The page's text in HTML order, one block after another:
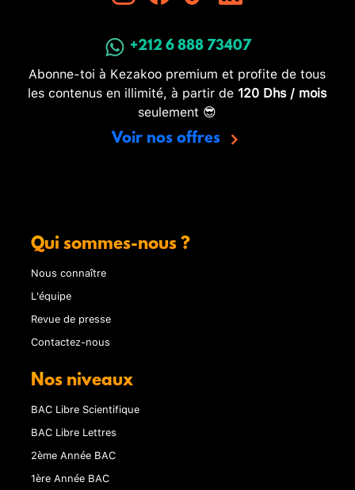
+212 6 888 73407
Abonne-toi à Kezakoo premium et profite de tous
les contenus en illimité, à partir de 120 Dhs / mois
seulement 😎
Voir nos offres
Qui sommes-nous ?
Nous connaître
L'équipe
Revue de presse
Contactez-nous
Nos niveaux
BAC Libre Scientifique
BAC Libre Lettres
2ème Année BAC
1ère Année BAC